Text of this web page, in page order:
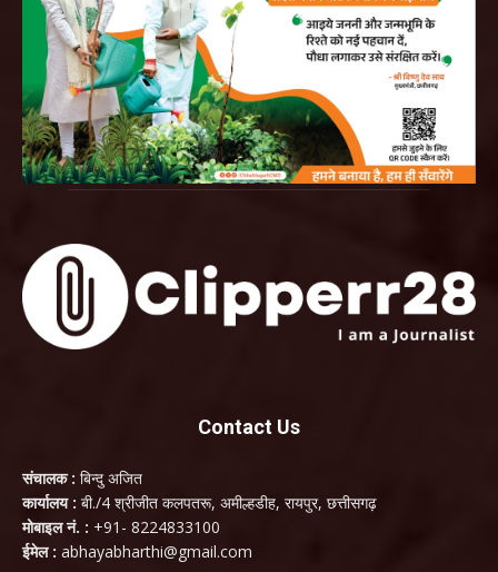
Contact Us
संचालक : बिन्दु अजित
कार्यालय : बी./4 श्रीजीत कलपतरू, अमील्हडीह, रायपुर, छत्तीसगढ़
मोबाइल नं. : +91- 8224833100
ईमेल : abhayabharthi@gmail.com